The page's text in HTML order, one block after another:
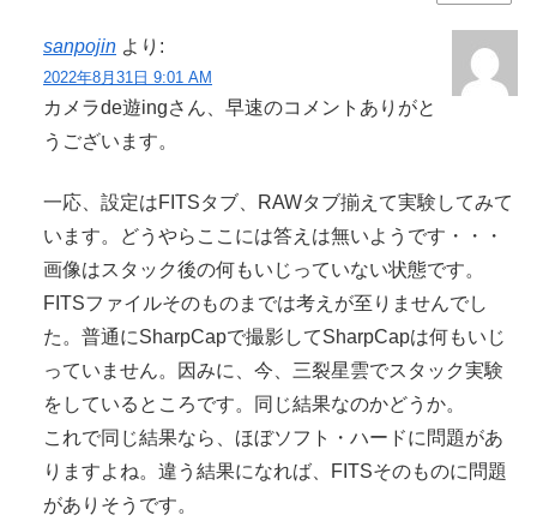
sanpojin より:
2022年8月31日 9:01 AM
カメラde遊ingさん、早速のコメントありがと
うございます。
一応、設定はFITSタブ、RAWタブ揃えて実験してみて
います。どうやらここには答えは無いようです・・・
画像はスタック後の何もいじっていない状態です。
FITSファイルそのものまでは考えが至りませんでし
た。普通にSharpCapで撮影してSharpCapは何もいじ
っていません。因みに、今、三裂星雲でスタック実験
をしているところです。同じ結果なのかどうか。
これで同じ結果なら、ほぼソフト・ハードに問題があ
りますよね。違う結果になれば、FITSそのものに問題
がありそうです。